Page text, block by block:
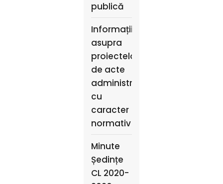
publică
Informații
asupra
proiectelor
de acte
administrative,
cu
caracter
normativ
Minute
Ședințe
CL 2020-